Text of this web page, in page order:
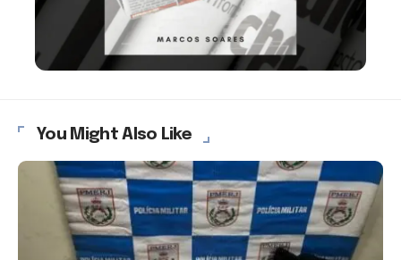
You Might Also Like